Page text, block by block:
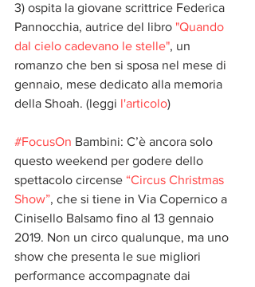
3) ospita la giovane scrittrice Federica
Pannocchia, autrice del libro "Quando
dal cielo cadevano le stelle", un
romanzo che ben si sposa nel mese di
gennaio, mese dedicato alla memoria
della Shoah. (leggi l'articolo)
#FocusOn Bambini: C’è ancora solo
questo weekend per godere dello
spettacolo circense “Circus Christmas
Show”, che si tiene in Via Copernico a
Cinisello Balsamo fino al 13 gennaio
2019. Non un circo qualunque, ma uno
show che presenta le sue migliori
performance accompagnate dai